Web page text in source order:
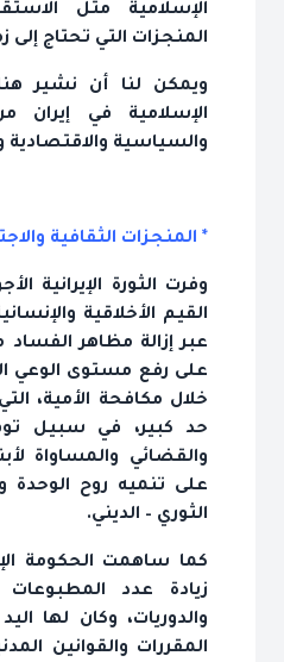
الإسلامية مثل
المنجزات التي تحتاج إلى
ويمكن لنا أن نشير
الإسلامية في إيران
والسياسية والاقتصادية
* المنجزات الثقافية
وفرت الثورة الإيرانية
القيم الأخلاقية
عبر إزالة مظاهر
على رفع مستوى الوعي
خلال مكافحة الأمية،
حد كبير، في سبيل
والقضائي والمساواة
على تنميه روح الوحدة
الثوري – الديني.
كما ساهمت الحكومة
زيادة عدد
والدوريات، وكان لها
المقررات والقوانين